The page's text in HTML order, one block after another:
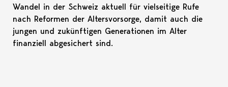
Wandel in der Schweiz aktuell für vielseitige Rufe
nach Reformen der Altersvorsorge, damit auch die
jungen und zukünftigen Generationen im Alter
finanziell abgesichert sind.